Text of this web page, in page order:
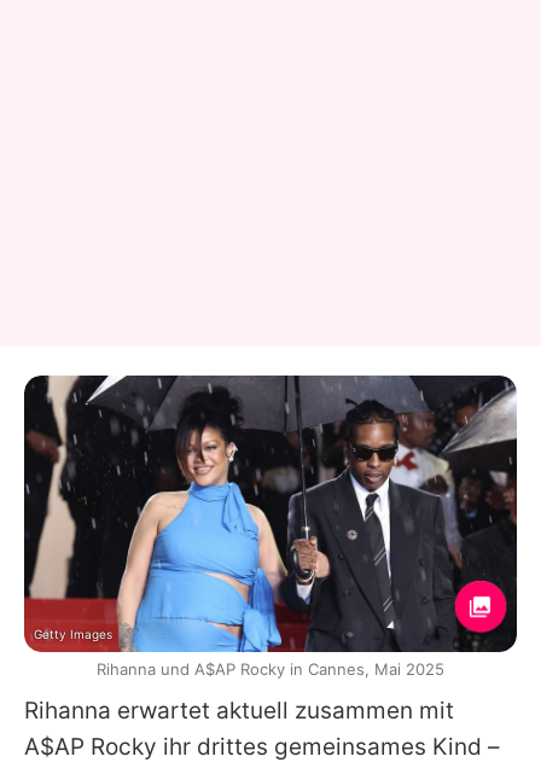
Rihanna erwartet aktuell zusammen mit
A$AP Rocky ihr drittes gemeinsames Kind –
Getty Images
Rihanna und A$AP Rocky in Cannes, Mai 2025